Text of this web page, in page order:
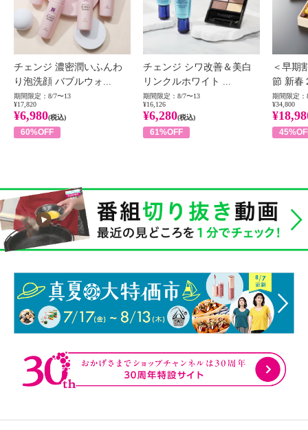
チェンジ 濃密潤いふんわ
り泡洗顔 バブルウォ...
期間限定：8/7〜13
¥17,820
¥6,980(税込)
60%OFF
チェンジ シワ改善＆美白
リンクルホワイト ...
期間限定：8/7〜13
¥16,126
¥6,280(税込)
61%OFF
＜早期
節 新春
期間限定：
¥34,800